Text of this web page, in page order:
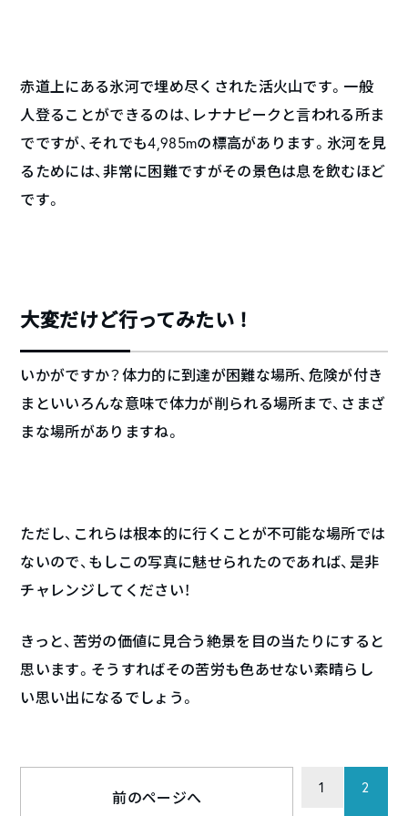
赤道上にある氷河で埋め尽くされた活火山です。一般
人登ることができるのは、レナナピークと言われる所ま
でですが、それでも4,985mの標高があります。氷河を見
るためには、非常に困難ですがその景色は息を飲むほど
です。
大変だけど行ってみたい！
いかがですか？体力的に到達が困難な場所、危険が付き
まといいろんな意味で体力が削られる場所まで、さまざ
まな場所がありますね。
ただし、これらは根本的に行くことが不可能な場所では
ないので、もしこの写真に魅せられたのであれば、是非
チャレンジしてください！
きっと、苦労の価値に見合う絶景を目の当たりにすると
思います。そうすればその苦労も色あせない素晴らし
い思い出になるでしょう。
前のページへ
1 2